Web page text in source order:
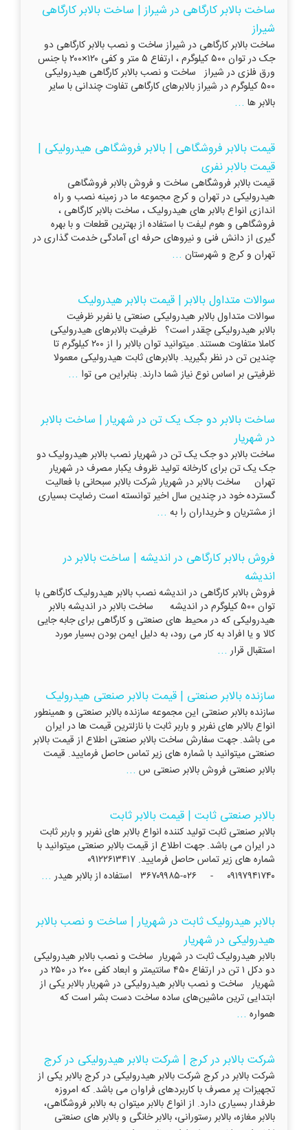
ساخت بالابر کارگاهی در شیراز | ساخت بالابر کارگاهی
شیراز
ساخت بالابر کارگاهی در شیراز ساخت و نصب بالابر کارگاهی دو
جک در توان ۵۰۰ کیلوگرم ، ارتفاع ۵ متر و کفی ۱۲۰×۲۰۰ با جنس
ورق فلزی در شیراز ساخت و نصب بالابر کارگاهی هیدرولیکی
۵۰۰ کیلوگرم در شیراز بالابرهای کارگاهی تفاوت چندانی با سایر
بالابر ها ...
قیمت بالابر فروشگاهی | بالابر فروشگاهی هیدرولیکی |
قیمت بالابر نفری
قیمت بالابر فروشگاهی ساخت و فروش بالابر فروشگاهی
هیدرولیکی در تهران و کرج مجموعه ما در زمینه نصب و راه
اندازی انواع بالابر های هیدرولیک ، ساخت بالابر کارگاهی ،
فروشگاهی و هوم لیفت با استفاده از بهترین قطعات و با بهره
گیری از دانش فنی و نیروهای حرفه ای آمادگی خدمت گذاری در
تهران و کرج و شهرستان ...
سوالات متداول بالابر | قیمت بالابر هیدرولیک
سوالات متداول بالابر هیدرولیکی صنعتی یا نفربر ظرفیت
بالابر هیدرولیکی چقدر است؟ ظرفیت بالابرهای هیدرولیکی
کاملا متفاوت هستند. میتوانید توان بالابر را از ۲۰۰ کیلوگرم تا
چندین تن در نظر بگیرید. بالابرهای ثابت هیدرولیکی معمولا
ظرفیتی بر اساس نوع نیاز شما دارند. بنابراین می توا ...
ساخت بالابر دو جک یک تن در شهریار | ساخت بالابر
در شهریار
ساخت بالابر دو جک یک تن در شهریار نصب بالابر هیدرولیک دو
جک یک تن برای کارخانه تولید ظروف یکبار مصرف در شهریار
تهران ساخت بالابر در شهریار شرکت بالابر سبحانی با فعالیت
گسترده خود در چندین سال اخیر توانسته است رضایت بسیاری
از مشتریان و خریداران را به ...
فروش بالابر کارگاهی در اندیشه | ساخت بالابر در
اندیشه
فروش بالابر کارگاهی در اندیشه نصب بالابر هیدرولیک کارگاهی با
توان ۵۰۰ کیلوگرم در اندیشه ساخت بالابر در اندیشه بالابر
هیدرولیکی که در محیط های صنعتی و کارگاهی برای جابه جایی
کالا و یا افراد به کار می رود، به دلیل ایمن بودن بسیار مورد
استقبال قرار ...
سازنده بالابر صنعتی | قیمت بالابر صنعتی هیدرولیک
سازنده بالابر صنعتی این مجموعه سازنده بالابر صنعتی و همینطور
انواع بالابر های نفربر و باربر ثابت با نازلترین قیمت ها در ایران
می باشد. جهت سفارش ساخت بالابر صنعتی اطلاع از قیمت بالابر
صنعتی میتوانید با شماره های زیر تماس حاصل فرمایید. قیمت
بالابر صنعتی فروش بالابر صنعتی س ...
بالابر صنعتی ثابت | قیمت بالابر ثابت
بالابر صنعتی ثابت تولید کننده انواع بالابر های نفربر و باربر ثابت
در ایران می باشد. جهت اطلاع از قیمت بالابر صنعتی میتوانید با
۰۹۱۹۷۹۴۱۷۴۰ - ۰۲۶-۳۶۷۰۹۹۸۵ استفاده از بالابر هیدر
...
بالابر هیدرولیک ثابت در شهریار | ساخت و نصب بالابر
هیدرولیکی در شهریار
بالابر هیدرولیک ثابت در شهریار ساخت و نصب بالابر هیدرولیکی
دو دکل ۱ تن در ارتفاع ۴۵۰ سانتیمتر و ابعاد کفی ۲۰۰ در ۲۵۰ در
شهریار ساخت و نصب بالابر هیدرولیکی در شهریار بالابر يکی از
ابتدایی ترين ماشين‌های ساده ساخت دست بشر است که
همواره ...
شرکت بالابر در کرج | شرکت بالابر هیدرولیکی در کرج
شرکت بالابر در کرج شرکت بالابر هیدرولیکی در کرج بالابر یکی از
تجهیزات پر مصرف با کاربردهای فراوان می باشد. که امروزه
طرفدار بسیاری دارد. از انواع بالابر میتوان به بالابر فروشگاهی،
بالابر مغازه، بالابر رستورانی، بالابر خانگی و بالابر های صنعتی